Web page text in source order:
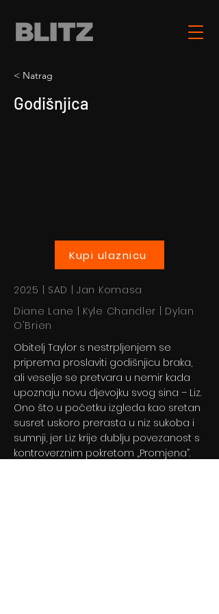
< Natrag
Godišnjica
Kupi ulaznicu
2025 | SAD | Jan Komasa
Diane Lane | Kyle Chandler | Dylan
O'Brien
Obitelj Taylor s nestrpljenjem se
priprema proslaviti godišnjicu braka,
ali veselje se pretvara u nemir kada
upoznaju novu djevojku svog sina – Liz.
Ono što u početku izgleda kao sretan
susret uskoro prerasta u niz sukoba i
sumnji, jer Liz krije dublju povezanost s
kontroverznim pokretom „Promjena”.